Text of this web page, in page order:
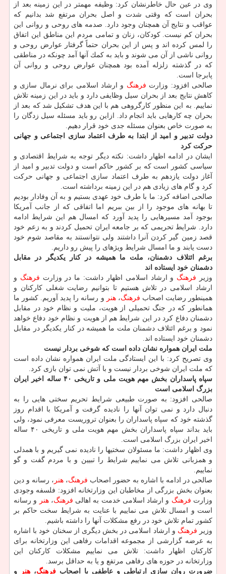
وی در عین حال خاطرنشان كرد: وظیفه مهمتر در این زمینه بعد از
بحران است كه وقتی شدت و اصل بحران مرتفع شد بدانیم كه
عواقب و نتایج آن همچنان وجود دارد. صدمه های روحی و روانی این
بحران كم نیست. كودكان، زنان و تمامی مردم این مناطق این اتفاق
را لمس كرده اند و پس از این بحران حتماً گرفتار عوارض روحی و
روانی ناشی از آن می شوند و باید به كمك آنها آمد چونكه در مناطقی
كه در گذشته زلزله آمده بود همچنان عوارض روحی و روانی آن
پابرجا است.
صالحی افزود: وزارت فرهنگ و ارشاد اسلامی برای نرمال سازی و
كاهش نتایج بعد از بحران سیل وظایفی دارد و باید در این زمینه تلاش
نماییم. به این منظور كارگروهی هم با این هدف تشكیل شد كه بعد از
بحران چه كارهایی باید انجام داد. ازاین رو باید مسئله سیل زدگان را
به صورت خاص بعنوان مسئله جدی خود قرار دهیم.
دولت تدبیر و امید از ابتدا به طرف اعتماد سازی اجتماعی و جهانی
حركت كرد
ایشان در ادامه اظهار داشت: نكته دیگر توجه به شرایط اقتصادی و
سیاسی كشور است كه بر كشور حاكم است و دولت تدبیر و امید از
آغاز دولت یازدهم به طرف اعتماد سازی اجتماعی و جهانی حركت
كرد و گام های زیادی هم در این زمینه برداشته است.
صالحی اضافه كرد: ما با طرف خود عهدی بستیم و به آن وفادار بودیم
تا بهانه های موجود را از بین ببریم اما اتفاقی كه از جانب آمریكا
بوجود آمد مسیرهایی را پدید آورد كه امسال هم این شرایط ادامه
دارد. شرایط تحریمی كه بر جامعه ایران تحمیل كردند و به زعم خود
قصد زمین گیر كردن آنرا داشتند ولی نتوانستند به مقاصد شوم خود
دست یابند و ما امسال شرایط ویژهای را پیش رو داریم.
برغم ائتلاف دشمنان، ملت ما همیشه در كنار یكدیگر در مقابل
دشمنان خود ایستاده اند
وزیر فرهنگ و ارشاد اسلامی اظهار داشت: ما در وزارت فرهنگ و
ارشاد اسلامی در تلاش هستیم تا بتوانیم رضایت شغلی كاركنان و
همینطور رضایت اصحاب فرهنگ،هنر و رسانه را پدید آوریم. كشور ما
همانطور كه در جنگ تحمیلی از هویت، ملیت و نظام خود در مقابل
دشمنان دفاع كرد در این شرایط هم از هویت و نظام خود دفاع خواهد
نمود و برغم ائتلاف دشمنان ملت ما همیشه در كنار یكدیگر در مقابل
دشمنان خود ایستاده اند.
ملت ایران همواره نشان داده است كه شوخی بردار نیست
وی تصریح كرد: با این ایستادگی ملت ایران همواره نشان داده است
كه ملت ایران شوخی بردار نیست و با آتش نمی توان بازی كرد.
سپاه پاسداران بخش مهم هویت ملی و تاریخی ۴۰ ساله اخیر ایران
بزرگ اسلامی است
صالحی افزود: به صورت طبیعی شرایط تحریم سختی هایی را به
دنبال دارد و نمی توان آنها را نادیده گرفت و آمریكا با اقدام روز
گذشته خود كه سپاه پاسداران را بعنوان تروریست معرفی نمود، ولی
باید بداند سپاه پاسداران بخش مهم هویت ملی و تاریخی ۴۰ ساله
اخیر ایران بزرگ اسلامی است.
وی اظهار داشت: ما مسئولان سختیها را نادیده نمی گیریم و با همدلی
و همزبانی تلاش می نماییم شرایط را تبیین و با مردم گفت و گو
نماییم.
صالحی در ادامه با اشاره به حضور اصحاب فرهنگ، هنر ، رسانه و دین
بعنوان بخش بزرگی از مخاطبان این وزارتخانه افزود: فلسفه وجودی
وزارت فرهنگ و ارشاد اسلامی خدمت به اهالی فرهنگ،هنر
و رسانه
است و امسال تلاش می نماییم با عنایت به شرایط سخت حاكم بر
كشور تمام تلاش خود در رفع مشكلات آنها را داشته باشیم.
وزیر فرهنگ و ارشاد اسلامی در بخش دیگری از سخنان خود با اشاره
به عرضه گزارشی از مجموعه اقدامات رفاهی این وزارتخانه برای
كاركنان اظهار داشت: تلاش می نماییم مشكلات كاركنان این
وزارتخانه در حوزه های رفاهی مرتفع و یا به حداقل برسد.
ضرورت روان سازی ارتباطی و عاطفی با اصحاب فرهنگ، هنر و